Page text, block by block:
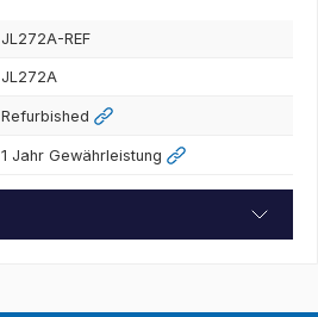
JL272A-REF
JL272A
Refurbished
1 Jahr Gewährleistung